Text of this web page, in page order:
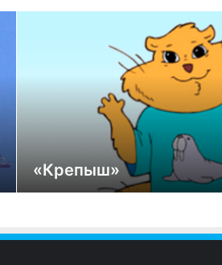
«Крепыш»